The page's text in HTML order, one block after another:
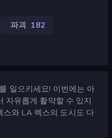
파괴 182
일으키세요! 이번에는 아
자유롭게 활약할 수 있지
스와 LA 렉스의 도시도 다